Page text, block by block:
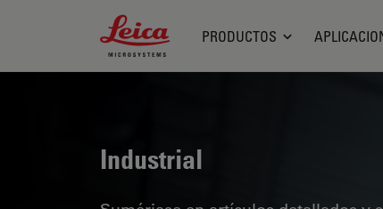
Leica Microsystems Logo
PRODUCTOS
Industrial